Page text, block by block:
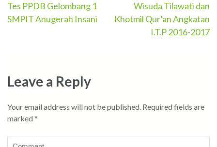
Post
navigation
Tes PPDB Gelombang 1
SMPIT Anugerah Insani
Wisuda Tilawati dan
Khotmil Qur’an Angkatan
I.T.P 2016-2017
Leave a Reply
Your email address will not be published. Required fields are
marked *